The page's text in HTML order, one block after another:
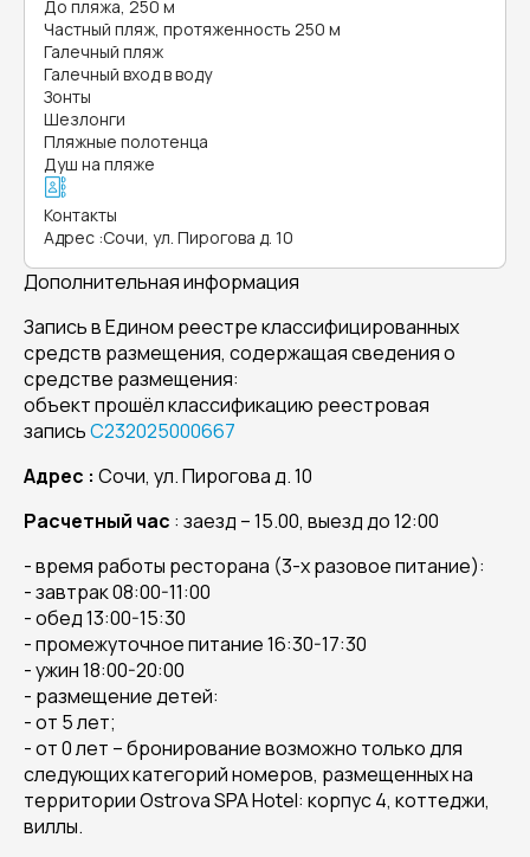
До пляжа, 250 м
Частный пляж, протяженность 250 м
Галечный пляж
Галечный вход в воду
Зонты
Шезлонги
Пляжные полотенца
Душ на пляже
Контакты
Адрес :Сочи, ул. Пирогова д. 10
Дополнительная информация
Запись в Едином реестре классифицированных
средств размещения, содержащая сведения о
средстве размещения:
объект прошёл классификацию реестровая
записьС232025000667
Адрес : Сочи, ул. Пирогова д. 10
Расчетный час : заезд – 15.00, выезд до 12:00
- время работы ресторана (3-х разовое питание):
- завтрак 08:00-11:00
- обед 13:00-15:30
- промежуточное питание 16:30-17:30
- ужин 18:00-20:00
- размещение детей:
- от 5 лет;
- от 0 лет – бронирование возможно только для
следующих категорий номеров, размещенных на
территории Ostrova SPA Hotel: корпус 4, коттеджи,
виллы.